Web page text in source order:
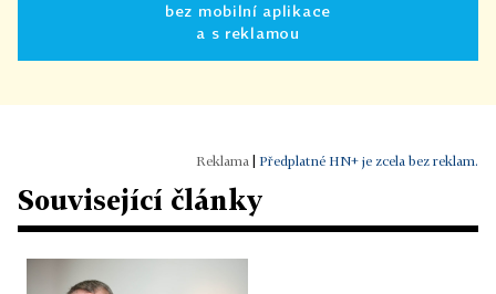
bez mobilní aplikace
a s reklamou
Předplatné HN+ je zcela bez reklam.
Související články